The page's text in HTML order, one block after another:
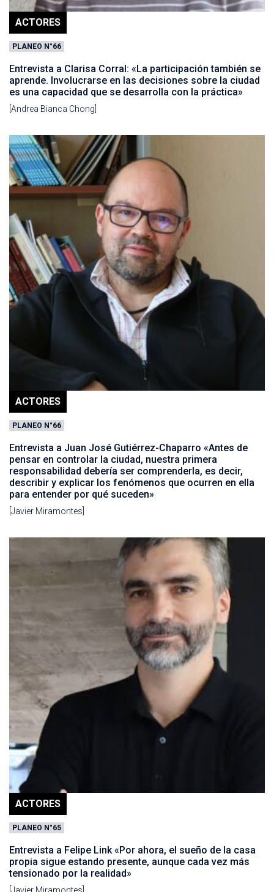
ACTORES
PLANEO N°66
Entrevista a Clarisa Corral: «La participación también se
aprende. Involucrarse en las decisiones sobre la ciudad
es una capacidad que se desarrolla con la práctica»
[Andrea Bianca Chong]
ACTORES
PLANEO N°66
Entrevista a Juan José Gutiérrez-Chaparro «Antes de
pensar en controlar la ciudad, nuestra primera
responsabilidad debería ser comprenderla, es decir,
describir y explicar los fenómenos que ocurren en ella
para entender por qué suceden»
[Javier Miramontes]
ACTORES
PLANEO N°65
Entrevista a Felipe Link «Por ahora, el sueño de la casa
propia sigue estando presente, aunque cada vez más
tensionado por la realidad»